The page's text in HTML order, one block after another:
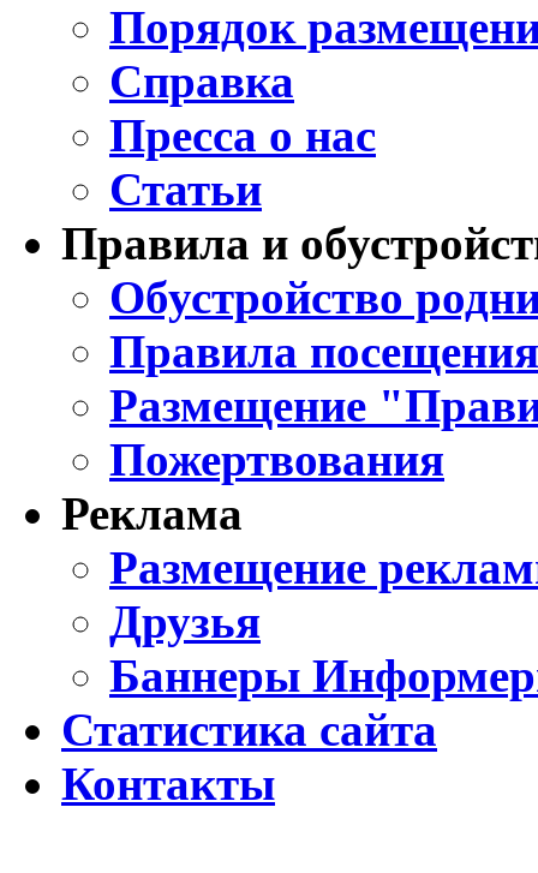
Порядок
Справка
Пресса о нас
Статьи
Правила и
Обустройство
Правила
Размещение
Пожертвования
Реклама
Размещение
Друзья
Баннеры
Статистика сайта
Контакты